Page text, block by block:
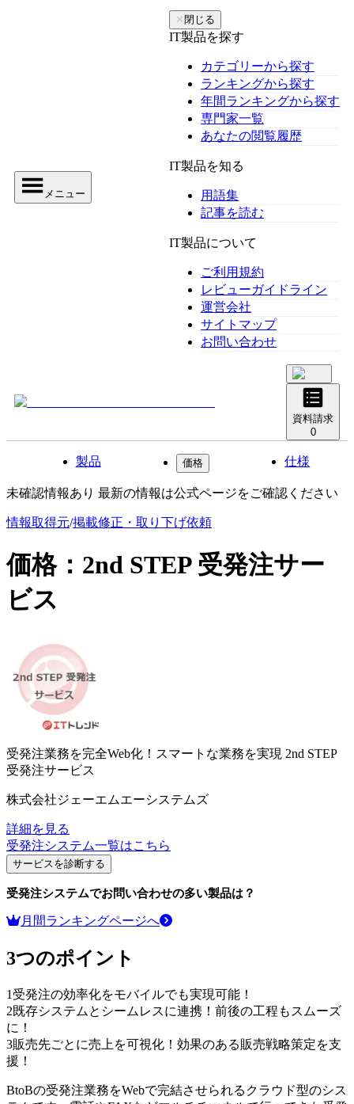
メニュー
✕ 閉じる
IT製品を探す
カテゴリーから探す
ランキングから探す
年間ランキングから探す
専門家一覧
あなたの閲覧履歴
IT製品を知る
用語集
記事を読む
IT製品について
ご利用規約
レビューガイドライン
運営会社
サイトマップ
お問い合わせ
資料請求
0
製品 価格 仕様
未確認情報あり 最新の情報は公式ページをご確認ください
情報取得元/掲載修正・取り下げ依頼
価格： 2nd STEP 受発注サー
ビス
受発注業務を完全Web化！スマートな業務を実現 2nd STEP
受発注サービス
株式会社ジェーエムエーシステムズ
詳細を見る
受発注システム一覧はこちら
サービスを診断する
受発注システムでお問い合わせの多い製品は？
月間ランキングページへ
3つのポイント
1 受発注の効率化をモバイルでも実現可能！
2既存システムとシームレスに連携！前後の工程もスムーズ
に！
3販売先ごとに売上を可視化！効果のある販売戦略策定を支
援！
BtoBの受発注業務をWebで完結させられるクラウド型のシス